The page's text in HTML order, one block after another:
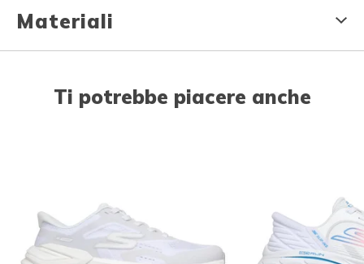
Materiali
Ti potrebbe piacere anche